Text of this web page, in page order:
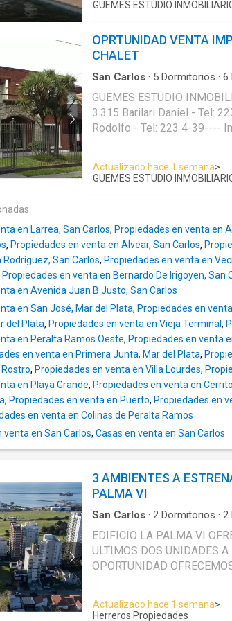
""Participación y solidaridad" 6 mins - 444 metros
Desarrollo Pesquero (INIDEP) 12 mins - 921
Universidad Tecnológica Nacional
Universidad Nacional de Mar
mins - 1.915 metros
Quincho ideal para
autos ✔ Gran parque ✔ Piscina Detalles de
✔ Calefacción por radiadores Una propiedad
ideal para quienes buscan
calidad constructiva. 📞 Consultas: Rodolfo Camussi
– 223439----
GUEMES ESTUDIO
OPRTUNIDAD VENTA
CHALET
San Carlos · 5 Dormitorios · 6
GUEMES ESTUDIO INMOBILIARIO C.M.
3.315 Barilari Daniel - Tel: 223 4-39---- Camussi
Rodolfo - Tel: 223 4-39---- Importante chalet sobre
cuadrados cubiertos, 5
principal de 50 metros, con
radiadores. Almafuerte 1300 Toman valor hasta el
40% Financia
Actualizado hace 1 semana>
GUEMES ESTUDIO
en Larrea, San Carlos, Propiedades en venta en
, Propiedades en venta en Alvear, San Carlos,
San Carlos, Propiedades en venta en
Propiedades en venta en Bernardo De Irigoyen, San
en Avenida Juan B Justo, San Carlos
en San José, Mar del Plata, Propiedades en
del Plata, Propiedades en venta en Vieja Terminal ,
en Peralta Ramos Oeste, Propiedades en venta
en venta en Primera Junta, Mar del Plata,
, Propiedades en venta en Villa Lourdes,
en Playa Grande, Propiedades en venta en
, Propiedades en venta en Puerto, Propiedades en
en venta en Colinas de Peralta Ramos
en San Carlos, Casas en venta en San Carlos
3 AMBIENTES A
PALMA VI
San Carlos · 2 Dormitorios · 2
EDIFICIO LA PALMA VI OFRECEMOS A LA VENTA
ULTIMOS DOS UNIDADES A
OPORTUNIDAD
SOBRE CALLE ALEM AL
AZCUENAGA ESTILO Y CALIDAD JUNTO AL GOLF
Actualizado hace 1 semana>
Herreros Propiedades